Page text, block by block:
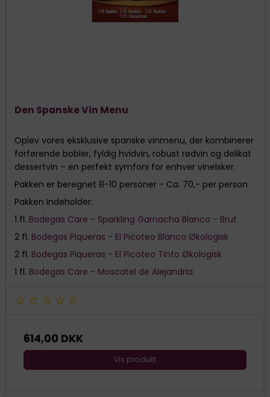
Den Spanske Vin Menu
Oplev vores eksklusive spanske vinmenu, der kombinerer
forførende bobler, fyldig hvidvin, robust rødvin og delikat
dessertvin – en perfekt symfoni for enhver vinelsker.
Pakken er beregnet 8-10 personer - Ca. 70,- per person
Pakken Indeholder:
1 fl. Bodegas Care - Sparkling Garnacha Blanca - Brut
2 fl. Bodegas Piqueras - El Picoteo Blanco Økologisk
2 fl. Bodegas Piqueras - El Picoteo Tinto Økologisk
1 fl. Bodegas Care - Moscatel de Alejandria
614,00 DKK
Vis produkt